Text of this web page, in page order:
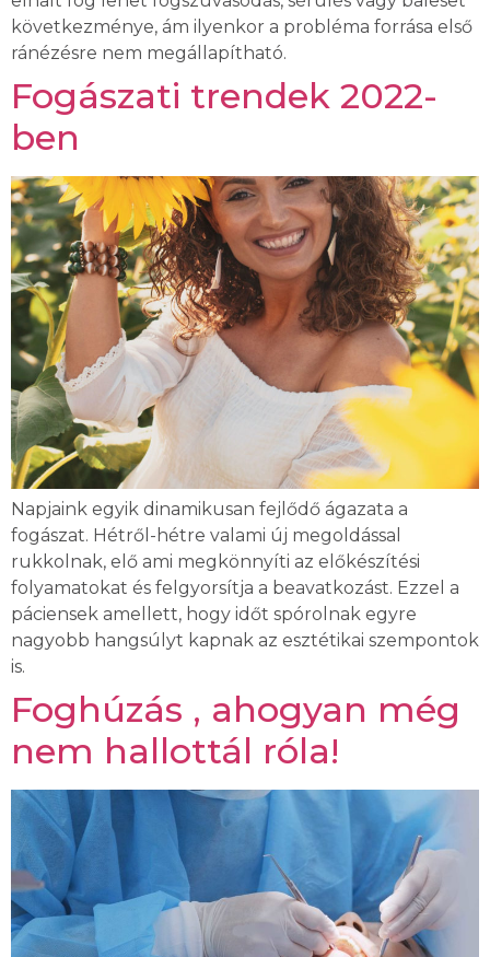
következménye, ám ilyenkor a probléma forrása első
ránézésre nem megállapítható.
Fogászati trendek 2022-
ben
Napjaink egyik dinamikusan fejlődő ágazata a
fogászat. Hétről-hétre valami új megoldással
rukkolnak, elő ami megkönnyíti az előkészítési
folyamatokat és felgyorsítja a beavatkozást. Ezzel a
páciensek amellett, hogy időt spórolnak egyre
nagyobb hangsúlyt kapnak az esztétikai szempontok
is.
Foghúzás , ahogyan még
nem hallottál róla!